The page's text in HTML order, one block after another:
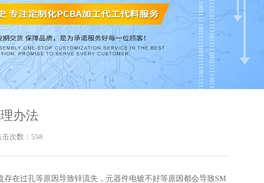
办法
次数： 558
在过孔等原因导致锌流失，元器件电镀不好等原因都会导致SM